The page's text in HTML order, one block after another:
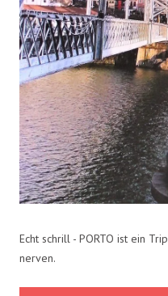
Echt schrill - PORTO ist ein
nerven.